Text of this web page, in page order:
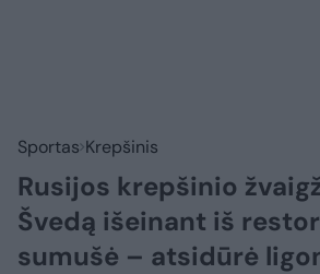
Sportas Krepšinis
Rusijos krepšinio
Švedą išeinant iš
sumušė – atsidūrė